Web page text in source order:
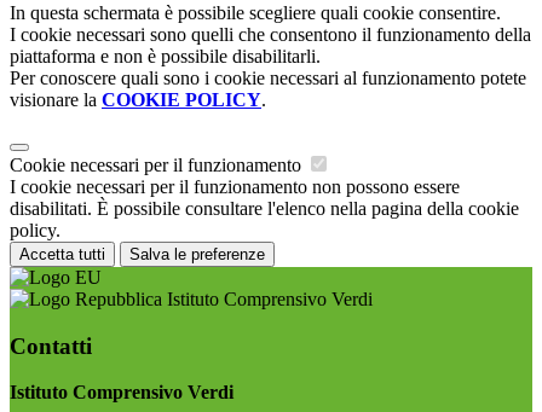
In questa schermata è possibile scegliere quali cookie consentire.
I cookie necessari sono quelli che consentono il funzionamento della
piattaforma e non è possibile disabilitarli.
Per conoscere quali sono i cookie necessari al funzionamento potete
visionare la COOKIE POLICY.
Cookie necessari per il funzionamento
I cookie necessari per il funzionamento non possono essere
disabilitati. È possibile consultare l'elenco nella pagina della cookie
policy.
Accetta tutti Salva le preferenze
Istituto Comprensivo Verdi
Contatti
Istituto Comprensivo Verdi